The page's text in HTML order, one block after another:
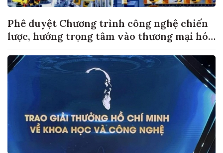
Phê duyệt Chương trình công nghệ chiến
lược, hướng trọng tâm vào thương mại hóa